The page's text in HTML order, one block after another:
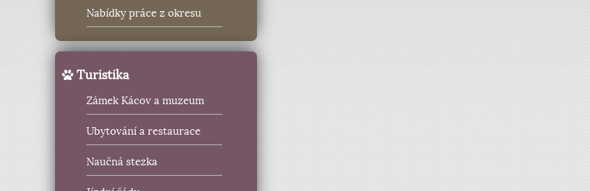
Nabídky práce z okresu
Turistika
Zámek Kácov a muzeum
Ubytování a restaurace
Naučná stezka